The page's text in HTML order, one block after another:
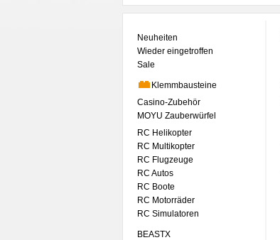
Neuheiten
Wieder eingetroffen
Sale
Klemmbausteine
Casino-Zubehör
MOYU Zauberwürfel
RC Helikopter
RC Multikopter
RC Flugzeuge
RC Autos
RC Boote
RC Motorräder
RC Simulatoren
BEASTX